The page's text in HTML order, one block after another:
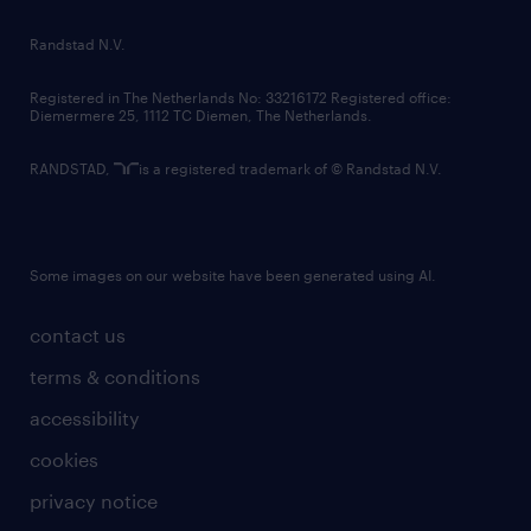
country websites
contact us
terms & conditions
accessibility
cookies
privacy notice
Randstad N.V.
Registered in The Netherlands No: 33216172 Registered office:
Diemermere 25, 1112 TC Diemen, The Netherlands.
RANDSTAD, is a registered trademark of © Randstad N.V.
Some images on our website have been generated using AI.